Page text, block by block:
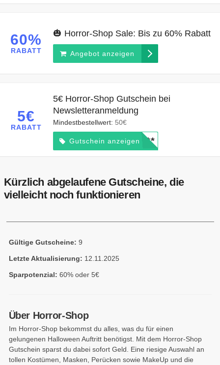
60%
RABATT
🎃 Horror-Shop Sale: Bis zu 60% Rabatt
Angebot anzeigen
5€
RABATT
5€ Horror-Shop Gutschein bei
Newsletteranmeldung
Mindestbestellwert: 50€
Gutschein anzeigen*****
Kürzlich abgelaufene Gutscheine, die
vielleicht noch funktionieren
Gültige Gutscheine: 9
Letzte Aktualisierung: 12.11.2025
Sparpotenzial: 60% oder 5€
Über Horror-Shop
Im Horror-Shop bekommst du alles, was du für einen
gelungenen Halloween Auftritt benötigst. Mit dem Horror-Shop
Gutschein sparst du dabei sofort Geld. Eine riesige Auswahl an
tollen Kostümen, Masken, Perücken sowie MakeUp und die